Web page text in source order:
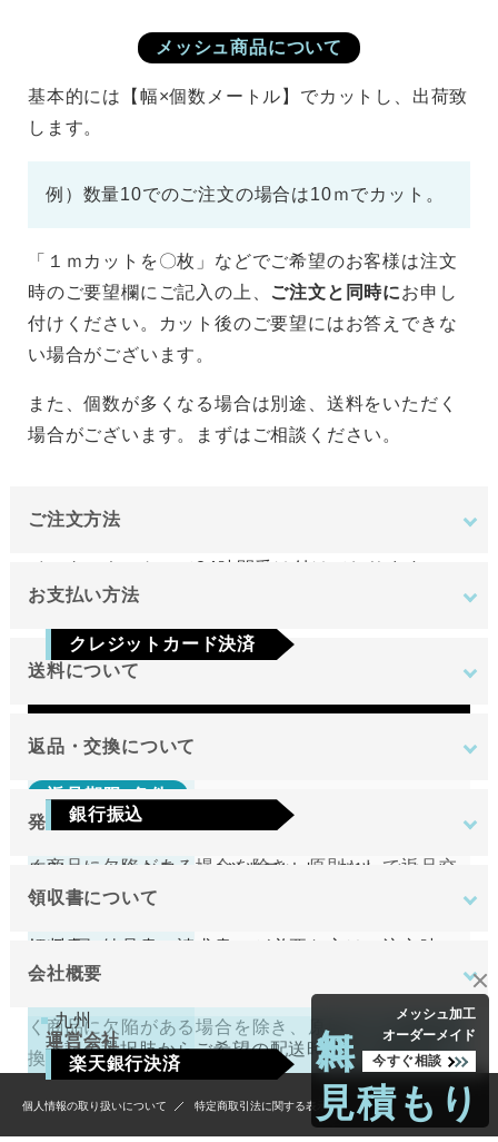
メッシュ加工
オーダーメイド
見積もり
今すぐ相談
メッシュ商品について
基本的には【幅×個数メートル】でカットし、出荷致
します。
例）数量10でのご注文の場合は10ｍでカット。
「１ｍカットを〇枚」などでご希望のお客様は注文
時のご要望欄にご記入の上、 ご注文と同時にお申し
付けください。カット後のご要望にはお答えできな
い場合がございます。
また、個数が多くなる場合は別途、送料をいただく
場合がございます。まずはご相談ください。
ご注文方法
インターネットにて24時間受け付けております。
日のみです。
お支払い方法
クレジットカード決済
Visa Mastercard JCB
AMEX
銀行振込
ご注文確定後7日以内に指定の口座へお振込みを
お願いいたします。ご入金確認後の商品手配と
いいたします。
楽天銀行決済
注文確認画面の後に、楽天銀行決済のログイン
送料について
地域
東北
関東
近畿
中国
四国
九州
北海道
4,400円（税込）
返品・交換について
返品期限･条件
切り売り商品やメーカー取り寄せ商品の場合、著し
く商品に欠陥がある場合を除き、原則として返品交
換を受け付けておりません。
切り売り商品やメーカー取り寄せ商品の場合、著し
く商品に欠陥がある場合を除き、原則として返品交
換を受け付けておりません。
不良品
発送について
原則として注文日より2営業日以内に発送いたしま
す。
させて頂きます。
下記の選択肢からご希望の配送時間をご指定頂
けます。
領収書について
領収書（納品書、請求書）が必要な方はご注文時に
お申し付けください。
会社概要
運営会社
tantore株式会社
個人情報の取り扱いについて 特定商取引法に関する表示